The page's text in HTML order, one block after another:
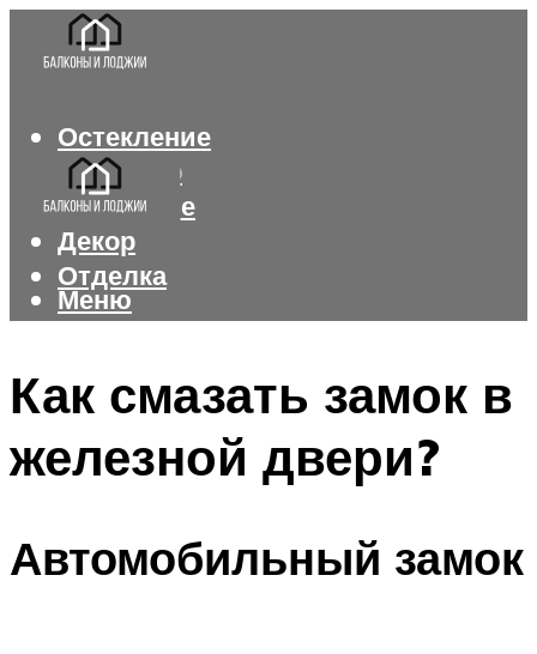
Остекление
Интерьер
Утепление
Декор
Отделка
Меню
Как смазать замок в
железной двери?
Автомобильный замок